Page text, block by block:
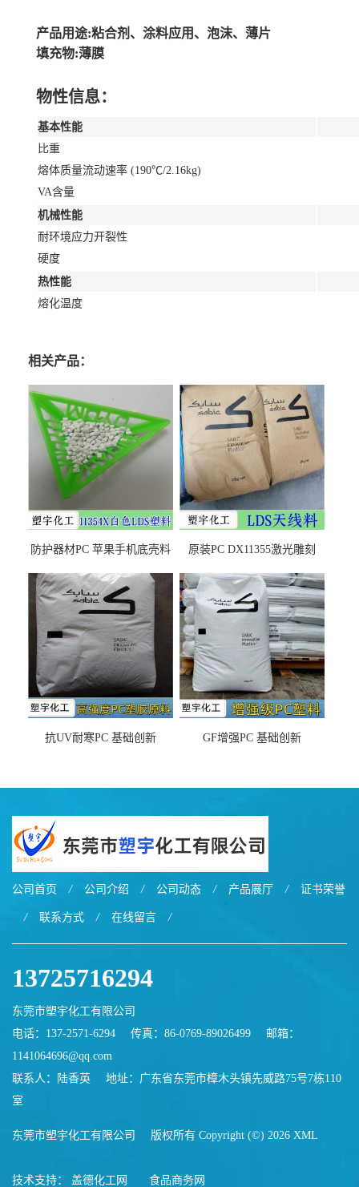
产品用途:粘合剂、涂料应用、泡沫、薄片
填充物:薄膜
物性信息：
基本性能
比重
熔体质量流动速率 (190℃/2.16kg)
VA含量
机械性能
耐环境应力开裂性
硬度
热性能
熔化温度
相关产品：
防护器材PC 苹果手机底壳料
之忧
原装PC DX11355激光雕刻
抗UV耐寒PC 基础创新
GF增强PC 基础创新
公司首页 / 公司介绍 / 公司动态 / 产品展厅 / 证书荣誉
/ 联系方式 / 在线留言 /
13725716294
东莞市塑宇化工有限公司
电话：137-2571-6294
传真：86-0769-89026499
邮箱：
1141064696@qq.com
联系人：陆香英
地址：广东省东莞市樟木头镇先威路75号7栋110
室
东莞市塑宇化工有限公司 版权所有 Copyright (©) 2026 XML
技术支持： 盖德化工网 食品商务网